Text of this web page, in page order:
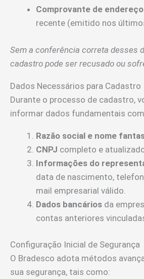
Comprovante de endereço
recente (emitido nos
Sem a conferência correta desses
cadastro pode ser recusado ou
Dados Necessários para Cadastro
Durante o processo de cadastro,
informar dados fundamentais
Razão social e nome
CNPJ completo e
Informações do
data de nascimento,
mail empresarial válido.
Dados bancários da
contas anteriores
Configuração Inicial de Segurança
O Bradesco adota métodos
sua segurança, tais como: